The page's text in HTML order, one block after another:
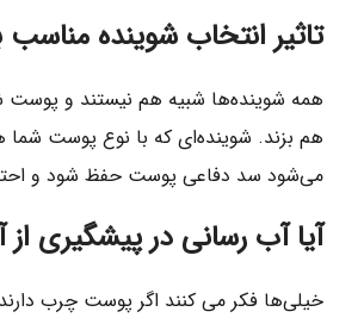
تاثیر انتخاب شوینده
همه شوینده‌ها شبیه هم نیستند و پوست
هم بزند. شوینده‌ای که با نوع پوست شما
می‌شود سد دفاعی پوست حفظ شود و
آیا آب‌ رسانی در پیشگیری
خیلی‌ها فکر می کنند اگر پوست چرب